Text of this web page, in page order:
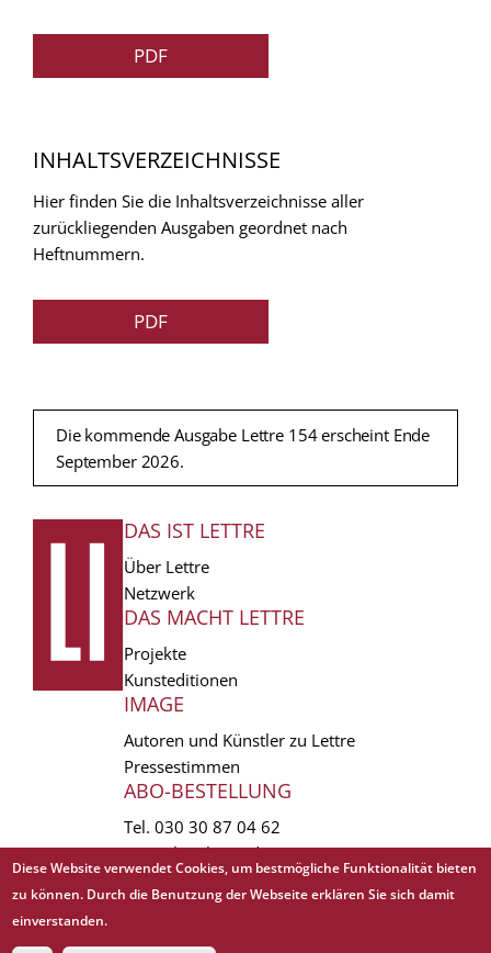
PDF
INHALTSVERZEICHNISSE
Hier finden Sie die Inhaltsverzeichnisse aller
zurückliegenden Ausgaben geordnet nach
Heftnummern.
PDF
Die kommende Ausgabe Lettre 154 erscheint Ende
September 2026.
FUSSZEILE
DAS IST LETTRE
Über Lettre
Netzwerk
DAS MACHT LETTRE
Projekte
Kunsteditionen
IMAGE
Autoren und Künstler zu Lettre
Pressestimmen
ABO-BESTELLUNG
Tel. 030 30 87 04 62
vertrieb(at)lettre.de
Copyright © 1988 - 2026 Lettre International. All rights reserved.
EXTRA
Diese Website verwendet Cookies, um bestmögliche Funktionalität bieten
zu können. Durch die Benutzung der Webseite erklären Sie sich damit
einverstanden.